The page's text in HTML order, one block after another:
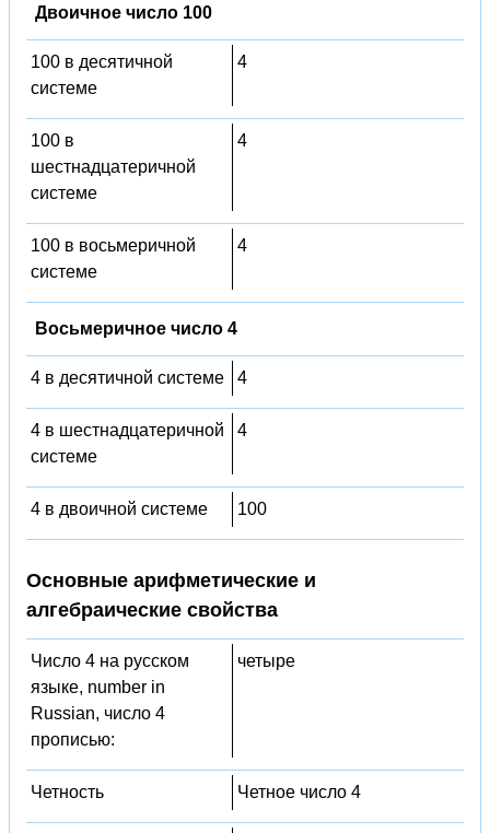
Двоичное число 100
100 в десятичной
системе
4
100 в
шестнадцатеричной
системе
4
100 в восьмеричной
системе
4
Восьмеричное число 4
4 в десятичной системе 4
4 в шестнадцатеричной
системе
4
4 в двоичной системе 100
Основные арифметические и
алгебраические свойства
Число 4 на русском
языке, number in
Russian, число 4
прописью:
четыре
Четность Четное число 4